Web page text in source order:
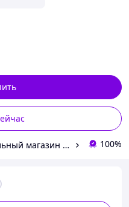
Продавец EAGLE ROCK Официальный магазин бренду 100%